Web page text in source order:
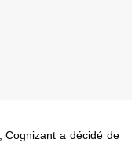
Cognizant a décidé de